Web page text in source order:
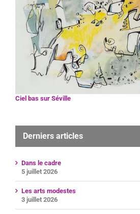
Ciel bas sur Séville
Derniers articles
Dans le cadre
5 juillet 2026
Les arts modestes
3 juillet 2026